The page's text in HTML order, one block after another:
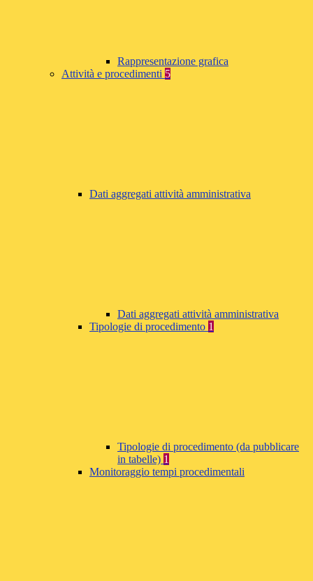
Rappresentazione grafica
Attività e procedimenti 5
Dati aggregati attività amministrativa
Dati aggregati attività amministrativa
Tipologie di procedimento 1
Tipologie di procedimento (da pubblicare
in tabelle) 1
Monitoraggio tempi procedimentali